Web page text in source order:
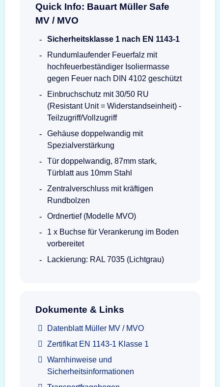
Quick Info: Bauart Müller Safe
MV / MVO
Sicherheitsklasse 1 nach EN 1143-1
Rundumlaufender Feuerfalz mit
hochfeuerbeständiger Isoliermasse
gegen Feuer nach DIN 4102 geschützt
Einbruchschutz mit 30/50 RU
(Resistant Unit = Widerstandseinheit) -
Teilzugriff/Vollzugriff
Gehäuse doppelwandig mit
Spezialverstärkung
Tür doppelwandig, 87mm stark,
Türblatt aus 10mm Stahl
Zentralverschluss mit kräftigen
Rundbolzen
Ordnertief (Modelle MVO)
1 x Buchse für Verankerung im Boden
vorbereitet
Lackierung: RAL 7035 (Lichtgrau)
Dokumente & Links
Datenblatt Müller MV / MVO
Zertifikat EN 1143-1 Klasse 1
Warnhinweise und
Sicherheitsinformationen